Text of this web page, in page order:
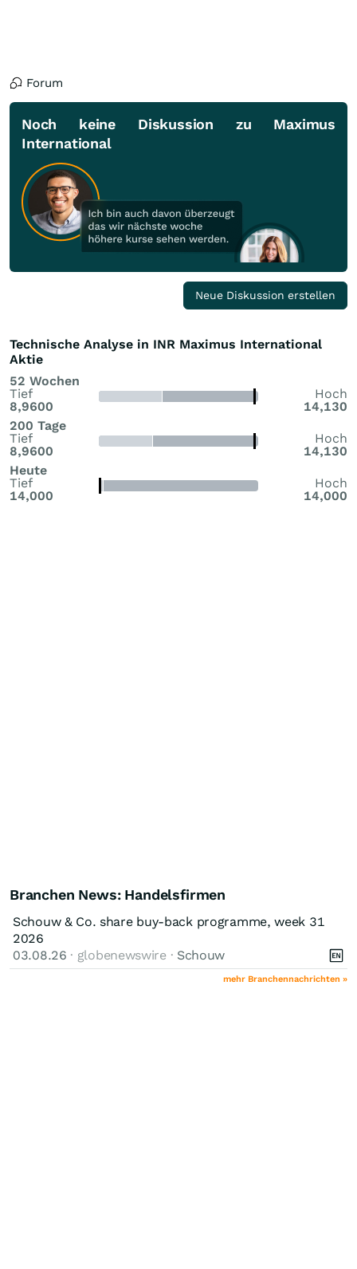
Forum
Noch keine Diskussion zu Maximus
International
Neue Diskussion erstellen
Technische Analyse in INR Maximus International
Aktie
52 Wochen
Tief
8,9600
Hoch
14,130
200 Tage
Tief
8,9600
Hoch
14,130
Heute
Tief
14,000
Hoch
14,000
Branchen News: Handelsfirmen
Schouw & Co. share buy-back programme, week 31
2026
03.08.26 · globenewswire · Schouw
mehr Branchennachrichten »